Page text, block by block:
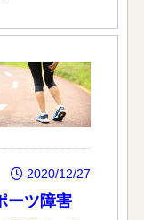
2020/12/27
ーツ障害